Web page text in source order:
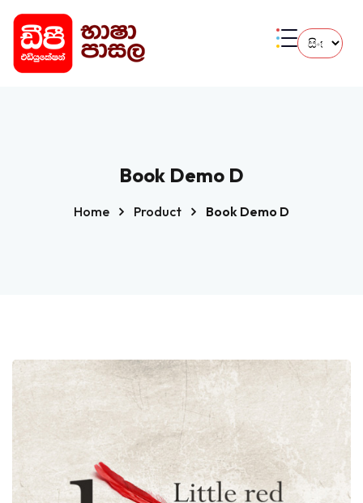
Book Demo D
Home Product Book Demo D